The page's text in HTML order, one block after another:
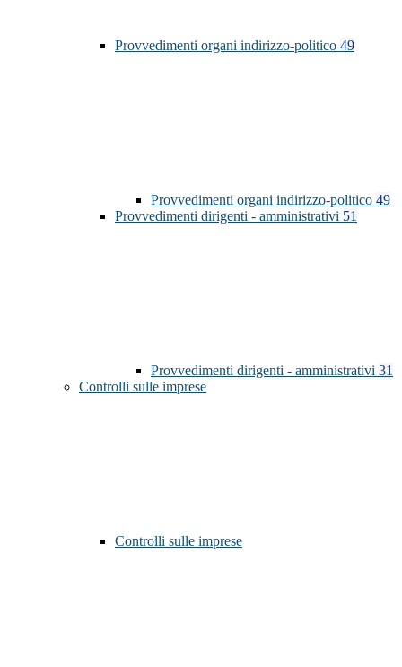
Provvedimenti organi indirizzo-politico 49
Provvedimenti organi indirizzo-politico 49
Provvedimenti dirigenti - amministrativi 51
Provvedimenti dirigenti - amministrativi 31
Controlli sulle imprese
Controlli sulle imprese